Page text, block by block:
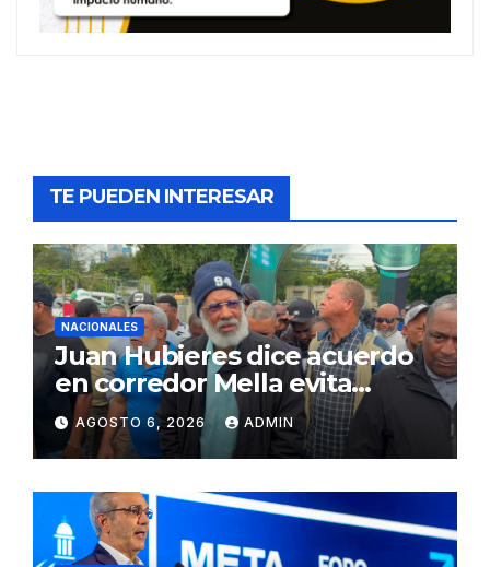
TE PUEDEN INTERESAR
NACIONALES
Juan Hubieres dice acuerdo
en corredor Mella evita
conflictos innecesarios
AGOSTO 6, 2026 ADMIN